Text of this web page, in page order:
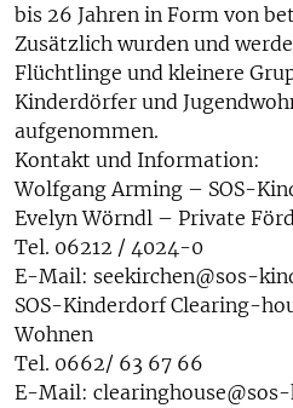
bis 26 Jahren in Form von
Zusätzlich wurden und
Flüchtlinge und kleinere
Kinderdörfer und
aufgenommen.
Kontakt und Information:
Wolfgang Arming – SOS-
Evelyn Wörndl – Private
Tel. 06212 / 4024-0
E-Mail: seekirchen@sos-
SOS-Kinderdorf Clearing-
Wohnen
Tel. 0662/ 63 67 66
E-Mail: